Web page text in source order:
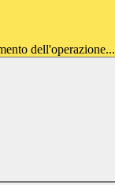
dell'operazione...